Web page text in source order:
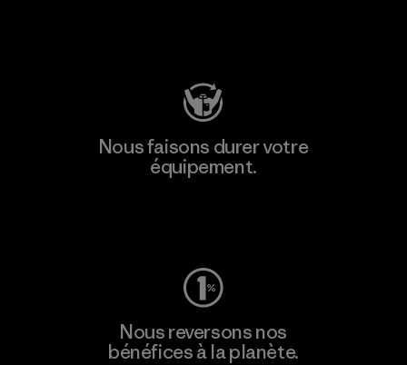
Nous faisons durer votre
équipement.
Nous reversons nos
bénéfices à la planète.